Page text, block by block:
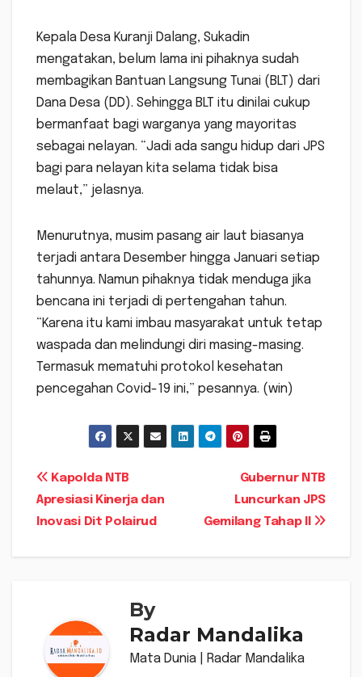
Kepala Desa Kuranji Dalang, Sukadin
mengatakan, belum lama ini pihaknya sudah
membagikan Bantuan Langsung Tunai (BLT) dari
Dana Desa (DD). Sehingga BLT itu dinilai cukup
bermanfaat bagi warganya yang mayoritas
sebagai nelayan. “Jadi ada sangu hidup dari JPS
bagi para nelayan kita selama tidak bisa
melaut,” jelasnya.
Menurutnya, musim pasang air laut biasanya
terjadi antara Desember hingga Januari setiap
tahunnya. Namun pihaknya tidak menduga jika
bencana ini terjadi di pertengahan tahun.
“Karena itu kami imbau masyarakat untuk tetap
waspada dan melindungi diri masing-masing.
Termasuk mematuhi protokol kesehatan
pencegahan Covid-19 ini,” pesannya. (win)
Navigasi
pos
Gubernur NTB
Luncurkan JPS
Gemilang Tahap II
Kapolda NTB
Apresiasi Kinerja dan
Inovasi Dit Polairud
By
Radar Mandalika
Mata Dunia | Radar Mandalika